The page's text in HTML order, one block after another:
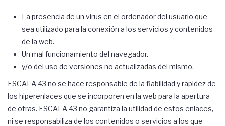
La presencia de un virus en el ordenador del usuario que
sea utilizado para la conexión a los servicios y contenidos
de la web.
Un mal funcionamiento del navegador.
y/o del uso de versiones no actualizadas del mismo.
ESCALA 43 no se hace responsable de la fiabilidad y rapidez de
los hiperenlaces que se incorporen en la web para la apertura
de otras. ESCALA 43 no garantiza la utilidad de estos enlaces,
ni se responsabiliza de los contenidos o servicios a los que